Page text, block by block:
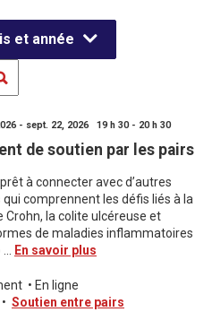
et année
- sept. 22, 2026 19 h 30 - 20 h 30
de soutien par les pairs
à connecter avec d’autres
comprennent les défis liés à la
Crohn, la colite ulcéreuse et
de maladies inflammatoires
En savoir plus
• En ligne
• Soutien entre pairs